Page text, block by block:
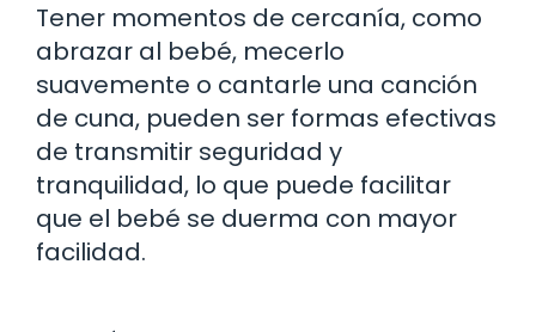
Tener momentos de cercanía, como
abrazar al bebé, mecerlo
suavemente o cantarle una canción
de cuna, pueden ser formas efectivas
de transmitir seguridad y
tranquilidad, lo que puede facilitar
que el bebé se duerma con mayor
facilidad.